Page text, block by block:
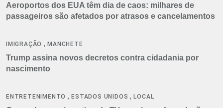
Aeroportos dos EUA têm dia de caos: milhares de
passageiros são afetados por atrasos e cancelamentos
IMIGRAÇÃO ,MANCHETE
Trump assina novos decretos contra cidadania por
nascimento
ENTRETENIMENTO ,ESTADOS UNIDOS ,LOCAL